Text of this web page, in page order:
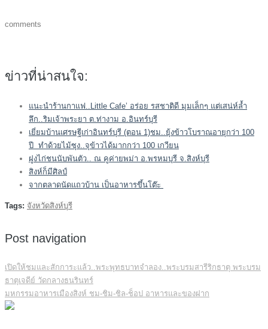
comments
ข่าวที่น่าสนใจ:
แนะนำร้านกาแฟ..Little Cafe’ อร่อย รสชาติดี มุมเล็กๆ แต่เสน่ห์ล้ำ
ลึก..ริมเจ้าพระยา ต.ท่างาม อ.อินทร์บุรี
เยี่ยมบ้านเศรษฐีเก่าอินทร์บุรี (ตอน 1)ชม..ยุ้งข้าวโบราณอายุกว่า 100
ปี ทำด้วยไม้ซุง..จุข้าวได้มากกว่า 100 เกวียน
ฝูงไก่ชนนับพันตัว.. ณ คูค่ายพม่า อ.พรหมบุรี จ.สิงห์บุรี
สิงห์ก็มีศิลป์
จากตลาดนัดแถวบ้าน เป็นอาหารขึ้นโต๊ะ
Tags: จังหวัดสิงห์บุรี
Post navigation
เปิดให้ชมและสักการะแล้ว..พระพุทธบาทจำลอง..พระบรมสารีริกธาตุ พระบรม
ธาตุเจดีย์ วัดกลางธนรินทร์
มหกรรมอาหารเมืองสิงห์ ชม-ชิม-ชิล-ช็อป อาหารและของฝาก